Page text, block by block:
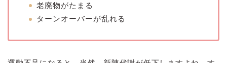
老廃物がたまる
ターンオーバーが乱れる